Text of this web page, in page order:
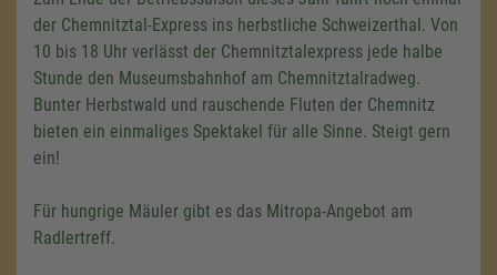
der Chemnitztal-Express ins herbstliche Schweizerthal. Von
10 bis 18 Uhr verlässt der Chemnitztalexpress jede halbe
Stunde den Museumsbahnhof am Chemnitztalradweg.
Bunter Herbstwald und rauschende Fluten der Chemnitz
bieten ein einmaliges Spektakel für alle Sinne. Steigt gern
ein!
Für hungrige Mäuler gibt es das Mitropa-Angebot am
Radlertreff.